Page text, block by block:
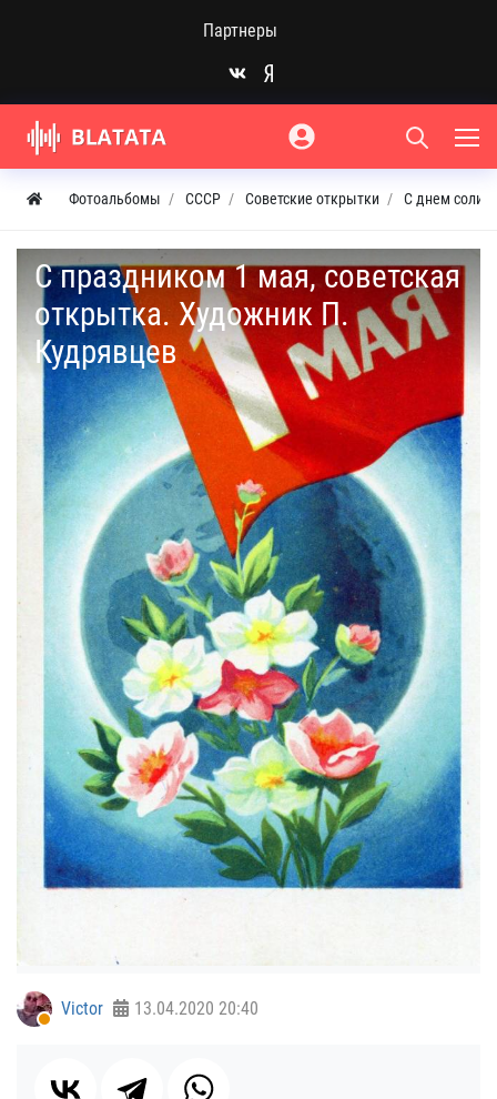
Партнеры
Фотоальбомы СССР Советские открытки С днем
С праздником 1 мая, советская
открытка. Художник П.
Кудрявцев
Victor 13.04.2020 20:40